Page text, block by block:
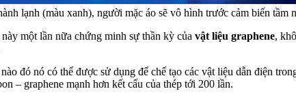
lạnh (màu xanh), người mặc áo sẽ vô hình trước cảm biến
một lần nữa chứng minh sự thần kỳ của vật liệu graphene,
đó nó có thể được sử dụng để chế tạo các vật liệu dẫn điện
– graphene mạnh hơn kết cấu của thép tới 200 lần.